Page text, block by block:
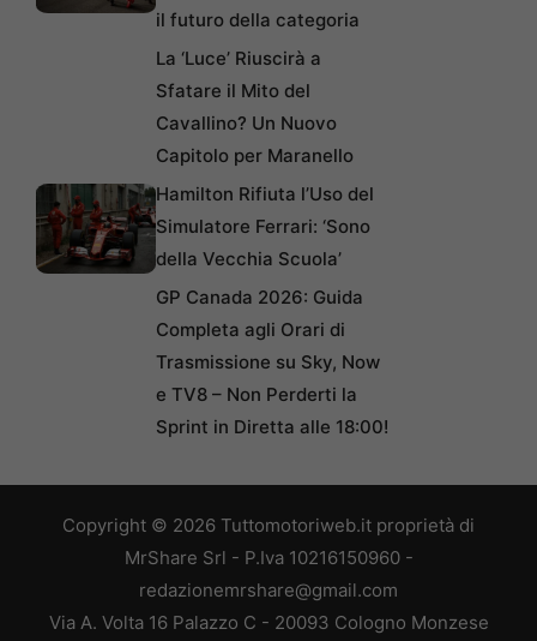
il futuro della categoria
La ‘Luce’ Riuscirà a
Sfatare il Mito del
Cavallino? Un Nuovo
Capitolo per Maranello
Hamilton Rifiuta l’Uso del
Simulatore Ferrari: ‘Sono
della Vecchia Scuola’
GP Canada 2026: Guida
Completa agli Orari di
Trasmissione su Sky, Now
e TV8 – Non Perderti la
Sprint in Diretta alle 18:00!
Copyright © 2026 Tuttomotoriweb.it proprietà di
MrShare Srl - P.Iva 10216150960 -
redazionemrshare@gmail.com
Via A. Volta 16 Palazzo C - 20093 Cologno Monzese